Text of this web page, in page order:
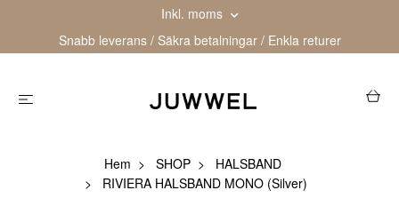
Inkl. moms
Snabb leverans / Säkra betalningar / Enkla returer
Hem SHOP
HALSBAND
RIVIERA HALSBAND MONO (Silver)